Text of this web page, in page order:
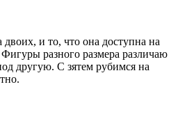
и то, что она доступна на
разного размера различаю
другую. С зятем рубимся на